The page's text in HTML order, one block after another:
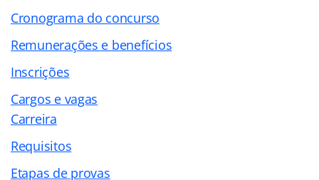
Cronograma do concurso
Remunerações e benefícios
Inscrições
Cargos e vagas
Carreira
Requisitos
Etapas de provas